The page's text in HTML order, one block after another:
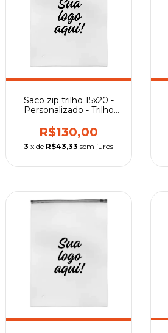
Saco zip trilho 15x20 -
Personalizado - Trilho
R$130,00
3 x de R$43,33 sem juros